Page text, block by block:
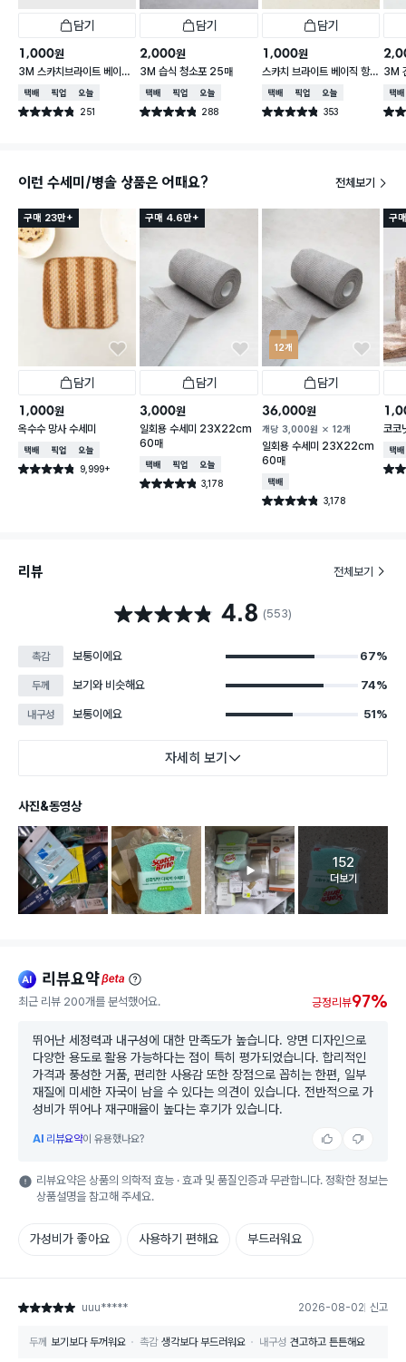
담기
1,000원
3M 스카치브라이트 베이직
3중 양면 고운 수세미 1개입
택배배송매장픽업오늘배송
별점 4.8점 251
건 작성
담기
2,000원
3M 습식 청소포 25매
택배배송매장픽업오늘배송
별점 4.8점 288
건 작성
담기
1,000원
스카치 브라이트 베이직 항
균스펀지 다목적 수세미 1P
택배배송매장픽업오늘배송
별점 4.8점 353
건 작성
3M
택배
별점
이런 수세미/병솔 상품은 어때요? 전체보기
구매 23만+
담기
1,000원
옥수수 망사 수세미
택배배송매장픽업오늘배송
별점 4.8점 9,999+
건 작성
구매 4.6만+
담기
3,000원
일회용 수세미 23X22cm
60매
택배배송매장픽업오늘배송
별점 4.8점 3,178
건 작성
12개
담기
36,000원
개당 3,000원 12개
일회용 수세미 23X22cm
60매
택배배송
별점 4.8점 3,178
건 작성
구
코코
택배
별점
리뷰 전체보기
별점 4.8점 4.8 (553)
촉감 보통이에요 67%
두께 보기와 비슷해요 74%
내구성 보통이에요 51%
자세히 보기
사진&동영상
고객 리뷰
152
더보기
ai 리뷰요약beta
최근 리뷰 200개를 분석했어요. 긍정리뷰97%
뛰어난 세정력과 내구성에 대한 만족도가 높습니다. 양면 디자인으로
다양한 용도로 활용 가능하다는 점이 특히 평가되었습니다. 합리적인
가격과 풍성한 거품, 편리한 사용감 또한 장점으로 꼽히는 한편, 일부
재질에 미세한 자국이 남을 수 있다는 의견이 있습니다. 전반적으로 가
성비가 뛰어나 재구매율이 높다는 후기가 있습니다.
AI 리뷰요약이 유용했나요?
리뷰요약은 상품의 의학적 효능 · 효과 및 품질인증과 무관합니다. 정확한 정보는
상품설명을 참고해 주세요.
가성비가 좋아요 사용하기 편해요 부드러워요
별점 5점 uuu***** 2026-08-02 신고
두께 보기보다 두꺼워요 촉감 생각보다 부드러워요 내구성 견고하고 튼튼해요